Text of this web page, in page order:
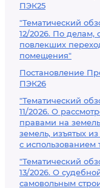
ПЭК25
"Тематический
12/2026. По делам,
повлекших
помещения"
Постановление
ПЭК26
"Тематический
11/2026. О
правами на
земель, изъятых
с использованием
"Тематический
13/2026. О
самовольным